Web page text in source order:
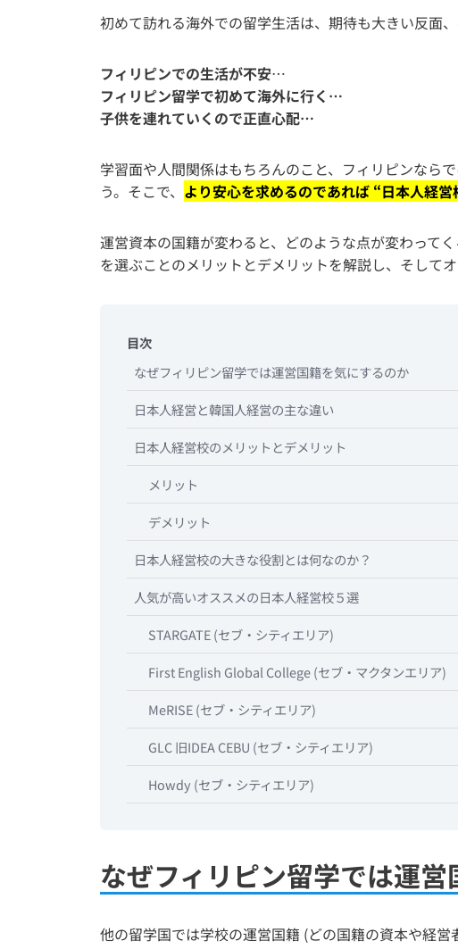
初めて訪れる海外での留学生活は、期待も大きい反面
フィリピンでの生活が不安…
フィリピン留学で初めて海外に行く…
子供を連れていくので正直心配…
学習面や人間関係はもちろんのこと、フィリピンなら
う。そこで、 より安心を求めるのであれば “日本人経
運営資本の国籍が変わると、どのような点が変わって
を選ぶことのメリットとデメリットを解説し、そして
目次
なぜフィリピン留学では運営国籍を気にするのか
日本人経営と韓国人経営の主な違い
日本人経営校のメリットとデメリット
メリット
デメリット
日本人経営校の大きな役割とは何なのか？
人気が高いオススメの日本人経営校５選
STARGATE (セブ・シティエリア)
First English Global College (セブ・マクタンエリア)
MeRISE (セブ・シティエリア)
GLC 旧IDEA CEBU (セブ・シティエリア)
Howdy (セブ・シティエリア)
なぜフィリピン留学では運
他の留学国では学校の運営国籍 (どの国籍の資本や経